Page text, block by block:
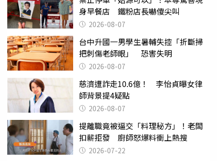
身早餐店 鐵粉店長嚇傻尖叫
2026-08-07
台中升國一男學生暑輔失控「折斷掃
把刺傷老師眼」 恐害失明
2026-08-07
慈濟遭詐走10.6億！ 李怡貞曝女律
師背景提4疑點
2026-08-07
提離職竟被逼交「料理秘方」！老闆
扣薪拒發 廚師怒爆料衝上熱搜
2026-07-22